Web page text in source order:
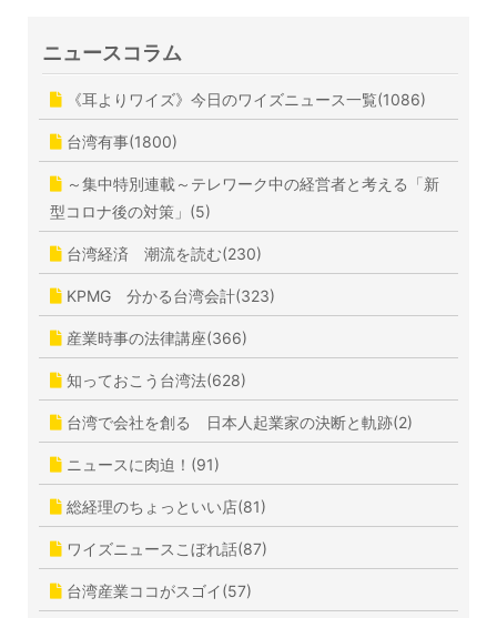
ニュースコラム
《耳よりワイズ》今日のワイズニュース一覧(1086)
台湾有事(1800)
～集中特別連載～テレワーク中の経営者と考える「新
型コロナ後の対策」(5)
台湾経済 潮流を読む(230)
KPMG 分かる台湾会計(323)
産業時事の法律講座(366)
知っておこう台湾法(628)
台湾で会社を創る 日本人起業家の決断と軌跡(2)
ニュースに肉迫！(91)
総経理のちょっといい店(81)
ワイズニュースこぼれ話(87)
台湾産業ココがスゴイ(57)